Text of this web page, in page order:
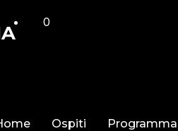
0
Ospiti Programma